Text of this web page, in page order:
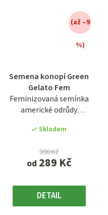
Semena konopí Green
Gelato Fem
Feminizovaná semínka
americké odrůdy
Odrůda...
hodnocení
produktu
je
3,9
z
hvězdiček.
Skladem
od 289 Kč
300 Kč
(až –9
%)
DETAIL